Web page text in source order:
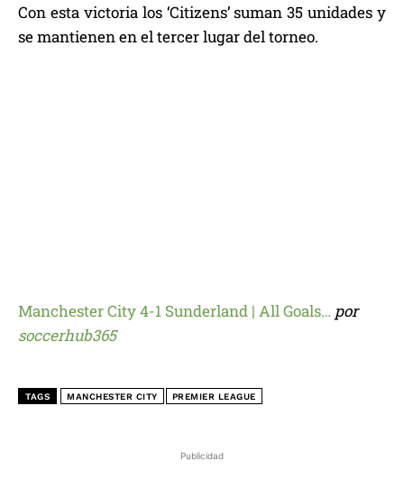
Publicidad
Con esta victoria los ‘Citizens’ suman 35 unidades y
se mantienen en el tercer lugar del torneo.
Manchester City 4-1 Sunderland | All Goals… por
soccerhub365
TAGS MANCHESTER CITY PREMIER LEAGUE